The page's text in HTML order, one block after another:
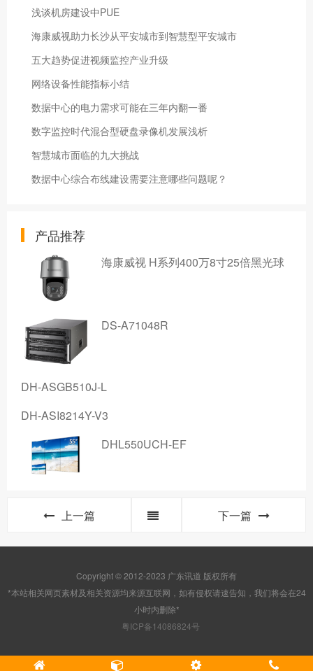
浅谈机房建设中PUE
海康威视助力长沙从平安城市到智慧型平安城市
五大趋势促进视频监控产业升级
网络设备性能指标小结
数据中心的电力需求可能在三年内翻一番
数字监控时代混合型硬盘录像机发展浅析
智慧城市面临的九大挑战
数据中心综合布线建设需要注意哪些问题呢？
产品推荐
海康威视 H系列400万8寸25倍黑光球
DS-A71048R
DH-ASGB510J-L
DH-ASI8214Y-V3
DHL550UCH-EF
上一篇 下一篇
Copyright © 2012-2023 广东讯道 版权所有
*本站相关网页素材及相关资源均来源互联网，如有侵权请速告知，我们将会在24
小时内删除*
粤ICP备14086824号